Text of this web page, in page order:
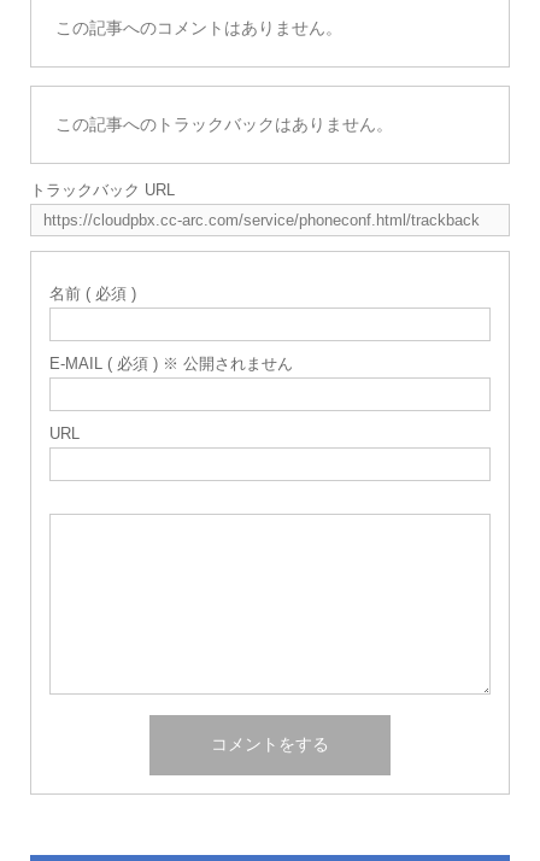
この記事へのコメントはありません。
この記事へのトラックバックはありません。
トラックバック URL
名前 ( 必須 )
E-MAIL ( 必須 ) ※ 公開されません
URL